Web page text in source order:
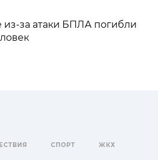
за атаки БПЛА погибли
СПОРТ ЖКХ